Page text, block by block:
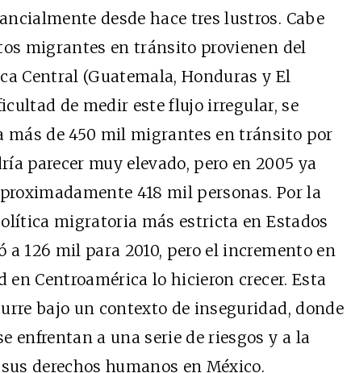
desde hace tres lustros. Cabe
migrantes en tránsito provienen del
Central (Guatemala, Honduras y El
de medir este flujo irregular, se
más de 450 mil migrantes en tránsito por
parecer muy elevado, pero en 2005 ya
418 mil personas. Por la
migratoria más estricta en Estados
a 126 mil para 2010, pero el incremento en
Centroamérica lo hicieron crecer. Esta
bajo un contexto de inseguridad, donde
enfrentan a una serie de riesgos y a la
derechos humanos en México.